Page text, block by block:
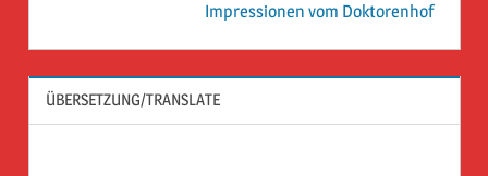
Impressionen vom Doktorenhof
ÜBERSETZUNG/TRANSLATE